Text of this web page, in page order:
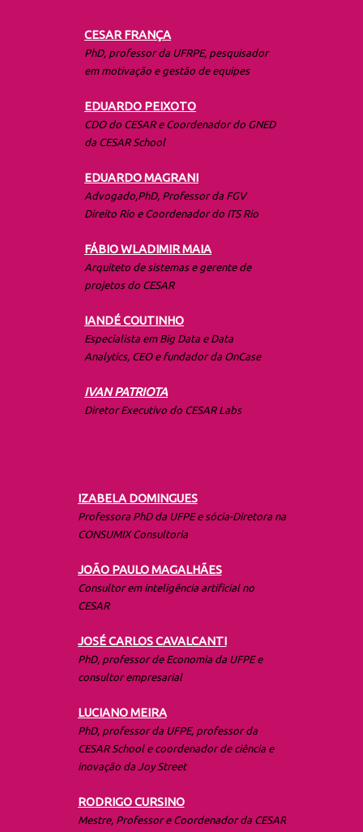
CESAR FRANÇA
PhD, professor da UFRPE, pesquisador
em motivação e gestão de equipes
EDUARDO PEIXOTO
CDO do CESAR e Coordenador do GNED
da CESAR School
EDUARDO MAGRANI
Advogado,PhD, Professor da FGV
Direito Rio e Coordenador do ITS Rio
FÁBIO WLADIMIRMAIA
Arquiteto de sistemas e gerente de
projetos do CESAR
IANDÉ COUTINHO
Especialista em Big Data e Data
Analytics, CEO e fundador da OnCase
IVAN PATRIOTA
Diretor Executivo do CESAR Labs
IZABELA DOMINGUES
Professora PhD da UFPE e sócia-Diretora na
CONSUMIX Consultoria
JOÃO PAULO MAGALHÃES
Consultor em inteligência artificial no
CESAR
JOSÉ CARLOS CAVALCANTI
PhD, professor de Economia da UFPE e
consultor empresarial
LUCIANO MEIRA
PhD, professor da UFPE, professor da
CESAR School e coordenador de ciência e
inovação da Joy Street
RODRIGO CURSINO
Mestre, Professor e Coordenador da CESAR